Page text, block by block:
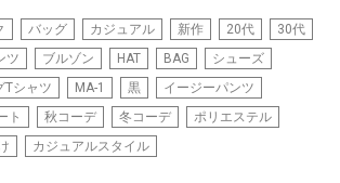
バッグ カジュアル 新作 20代
30代
ツ ブルゾン HAT BAG
シューズ
Tシャツ MA-1 黒
イージーパンツ
ト
秋コーデ 冬コーデ
ポリエステル
カジュアルスタイル